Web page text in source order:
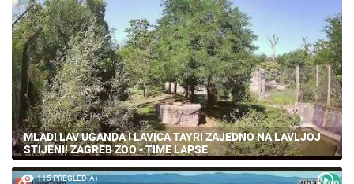
MLADI LAV UGANDA I LAVICA TAYRI ZAJEDNO NA LAVLJOJ
STIJENI! ZAGREB ZOO - TIME LAPSE
115 PREGLED(A)